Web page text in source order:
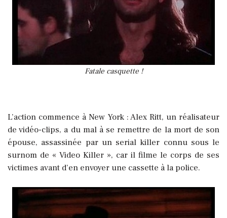
Fatale casquette !
L’action commence à New York : Alex Ritt, un réalisateur
de vidéo-clips, a du mal à se remettre de la mort de son
épouse, assassinée par un serial killer connu sous le
surnom de « Video Killer », car il filme le corps de ses
victimes avant d’en envoyer une cassette à la police.